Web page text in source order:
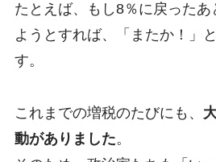
たとえば、もし8％に戻った
ようとすれば、「またか！」
す。
これまでの増税のたびにも、
動がありました。